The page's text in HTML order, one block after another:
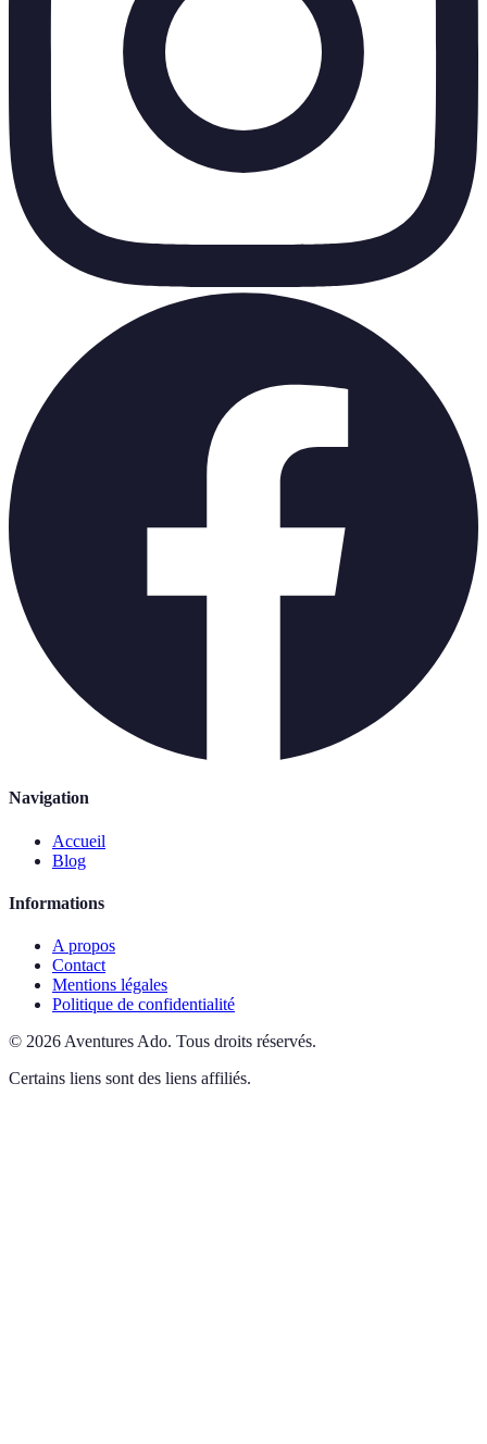
Navigation
Accueil
Blog
Informations
A propos
Contact
Mentions légales
Politique de confidentialité
© 2026 Aventures Ado. Tous droits réservés.
Certains liens sont des liens affiliés.